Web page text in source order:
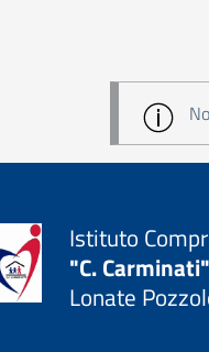
Istituto
"C. Carminati"
Lonate